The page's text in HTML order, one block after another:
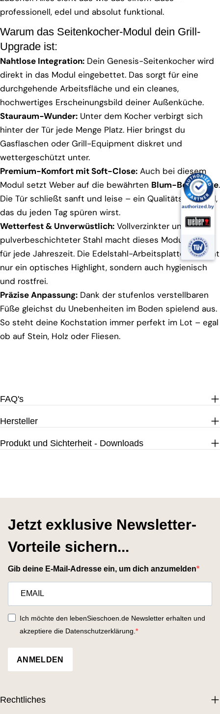
professionell, edel und absolut funktional.
Warum das Seitenkocher-Modul dein Grill-
Upgrade ist:
Nahtlose Integration: Dein Genesis-Seitenkocher wird
direkt in das Modul eingebettet. Das sorgt für eine
durchgehende Arbeitsfläche und ein cleanes,
hochwertiges Erscheinungsbild deiner Außenküche.
Stauraum-Wunder: Unter dem Kocher verbirgt sich
hinter der Tür jede Menge Platz. Hier bringst du
Gasflaschen oder Grill-Equipment diskret und
wettergeschützt unter.
Premium-Komfort mit Soft-Close: Auch bei diesem
Modul setzt Weber auf die bewährten Blum-Beschläge.
Die Tür schließt sanft und leise – ein Qualitätsmerkmal,
das du jeden Tag spüren wirst.
Wetterfest & Unverwüstlich: Vollverzinkter und
pulverbeschichteter Stahl macht dieses Modul bereit
für jede Jahreszeit. Die Edelstahl-Arbeitsplatte ist nicht
nur ein optisches Highlight, sondern auch hygienisch
und rostfrei.
Präzise Anpassung: Dank der stufenlos verstellbaren
Füße gleichst du Unebenheiten im Boden spielend aus.
So steht deine Kochstation immer perfekt im Lot – egal
ob auf Stein, Holz oder Fliesen.
FAQ's
Hersteller
Produkt und Sichterheit - Downloads
Jetzt exklusive Newsletter-
Vorteile sichern...
Gib deine E-Mail-Adresse ein, um dich anzumelden
Ich möchte den lebenSieschoen.de Newsletter erhalten und
akzeptiere die Datenschutzerklärung.
ANMELDEN
Rechtliches